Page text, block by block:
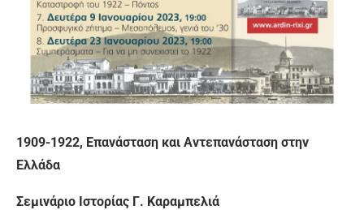
1909-1922, Επανάσταση και Αντεπανάσταση στην
Ελλάδα
Σεμινάριο Ιστορίας Γ. Καραμπελιά